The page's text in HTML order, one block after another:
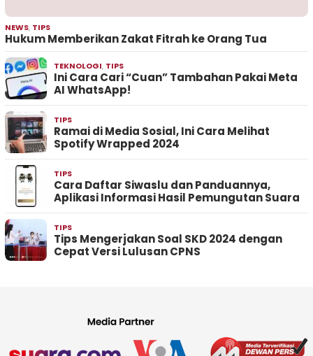
NEWS, TIPS
Hukum Memberikan Zakat Fitrah ke Orang Tua
TEKNOLOGI, TIPS
Ini Cara Cari “Cuan” Tambahan Pakai Meta
AI WhatsApp!
TIPS
Ramai di Media Sosial, Ini Cara Melihat
Spotify Wrapped 2024
TIPS
Cara Daftar Siwaslu dan Panduannya,
Aplikasi Informasi Hasil Pemungutan Suara
TIPS
Tips Mengerjakan Soal SKD 2024 dengan
Cepat Versi Lulusan CPNS